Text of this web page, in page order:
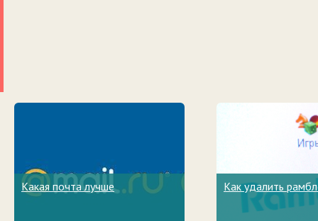
Какая почта лучше Как удалить